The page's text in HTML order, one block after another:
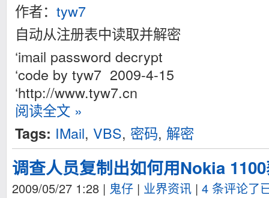
作者： tyw7
自动从注册表中读取并解密
‘imail password decrypt
‘code by tyw7 2009-4-15
‘http://www.tyw7.cn
阅读全文 »
Tags: IMail, VBS, 密码, 解密
调查人员复制出如何用Nokia
2009/05/27 1:28 | 鬼仔 | 业界资讯 | 4 条评论了